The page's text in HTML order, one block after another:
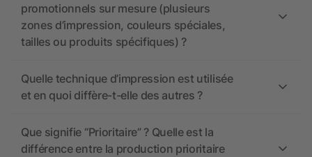
promotionnels sur mesure (plusieurs
zones d’impression, couleurs spéciales,
tailles ou produits spécifiques) ?
Quelle technique d’impression est utilisée
et en quoi diffère-t-elle des autres ?
Que signifie “Prioritaire” ? Quelle est la
différence entre la production prioritaire